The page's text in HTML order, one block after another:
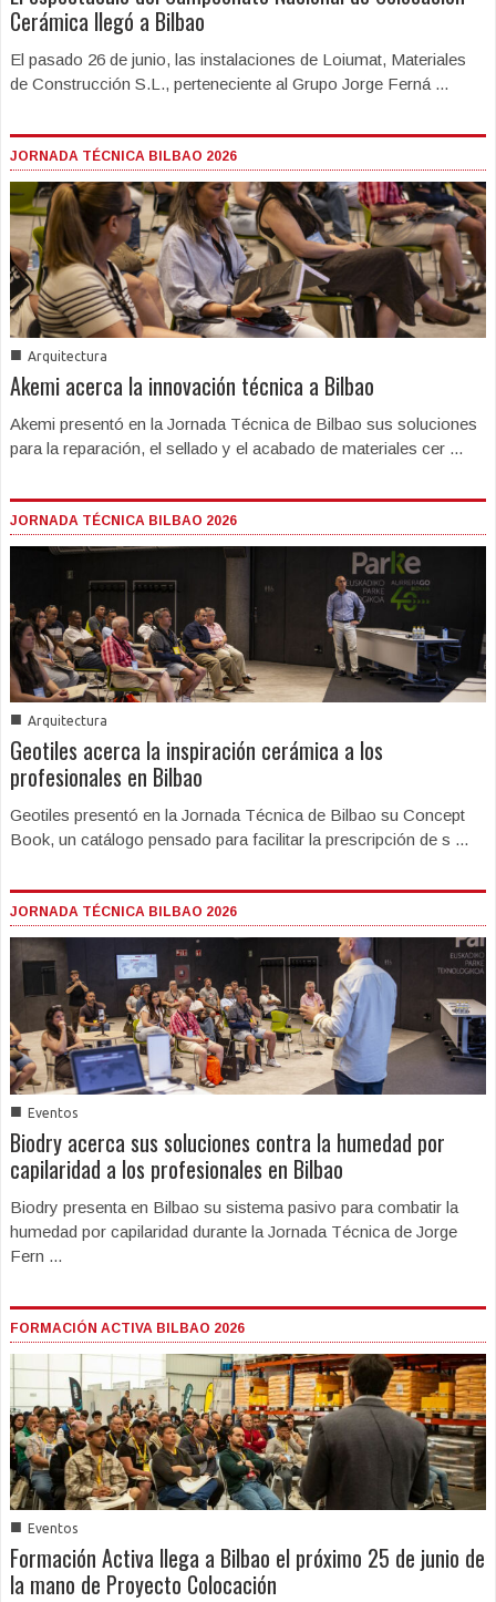
Cerámica llegó a Bilbao
El pasado 26 de junio, las instalaciones de Loiumat, Materiales
de Construcción S.L., perteneciente al Grupo Jorge Ferná ...
JORNADA TÉCNICA BILBAO 2026
■ Arquitectura
Akemi acerca la innovación técnica a Bilbao
Akemi presentó en la Jornada Técnica de Bilbao sus soluciones
para la reparación, el sellado y el acabado de materiales cer ...
JORNADA TÉCNICA BILBAO 2026
■ Arquitectura
Geotiles acerca la inspiración cerámica a los
profesionales en Bilbao
Geotiles presentó en la Jornada Técnica de Bilbao su Concept
Book, un catálogo pensado para facilitar la prescripción de s ...
JORNADA TÉCNICA BILBAO 2026
■ Eventos
Biodry acerca sus soluciones contra la humedad por
capilaridad a los profesionales en Bilbao
Biodry presenta en Bilbao su sistema pasivo para combatir la
humedad por capilaridad durante la Jornada Técnica de Jorge
Fern ...
FORMACIÓN ACTIVA BILBAO 2026
■ Eventos
Formación Activa llega a Bilbao el próximo 25 de junio de
la mano de Proyecto Colocación